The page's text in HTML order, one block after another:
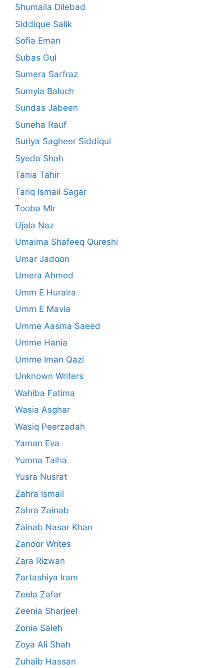
Shumaila Dilebad
Siddique Salik
Sofia Eman
Subas Gul
Sumera Sarfraz
Sumyia Baloch
Sundas Jabeen
Suneha Rauf
Suriya Sagheer Siddiqui
Syeda Shah
Tania Tahir
Tariq Ismail Sagar
Tooba Mir
Ujala Naz
Umaima Shafeeq Qureshi
Umar Jadoon
Umera Ahmed
Umm E Huraira
Umm E Mavia
Umme Aasma Saeed
Umme Hania
Umme Iman Qazi
Unknown Writers
Wahiba Fatima
Wasia Asghar
Wasiq Peerzadah
Yaman Eva
Yumna Talha
Yusra Nusrat
Zahra Ismail
Zahra Zainab
Zainab Nasar Khan
Zanoor Writes
Zara Rizwan
Zartashiya Iram
Zeela Zafar
Zeenia Sharjeel
Zonia Saleh
Zoya Ali Shah
Zuhaib Hassan